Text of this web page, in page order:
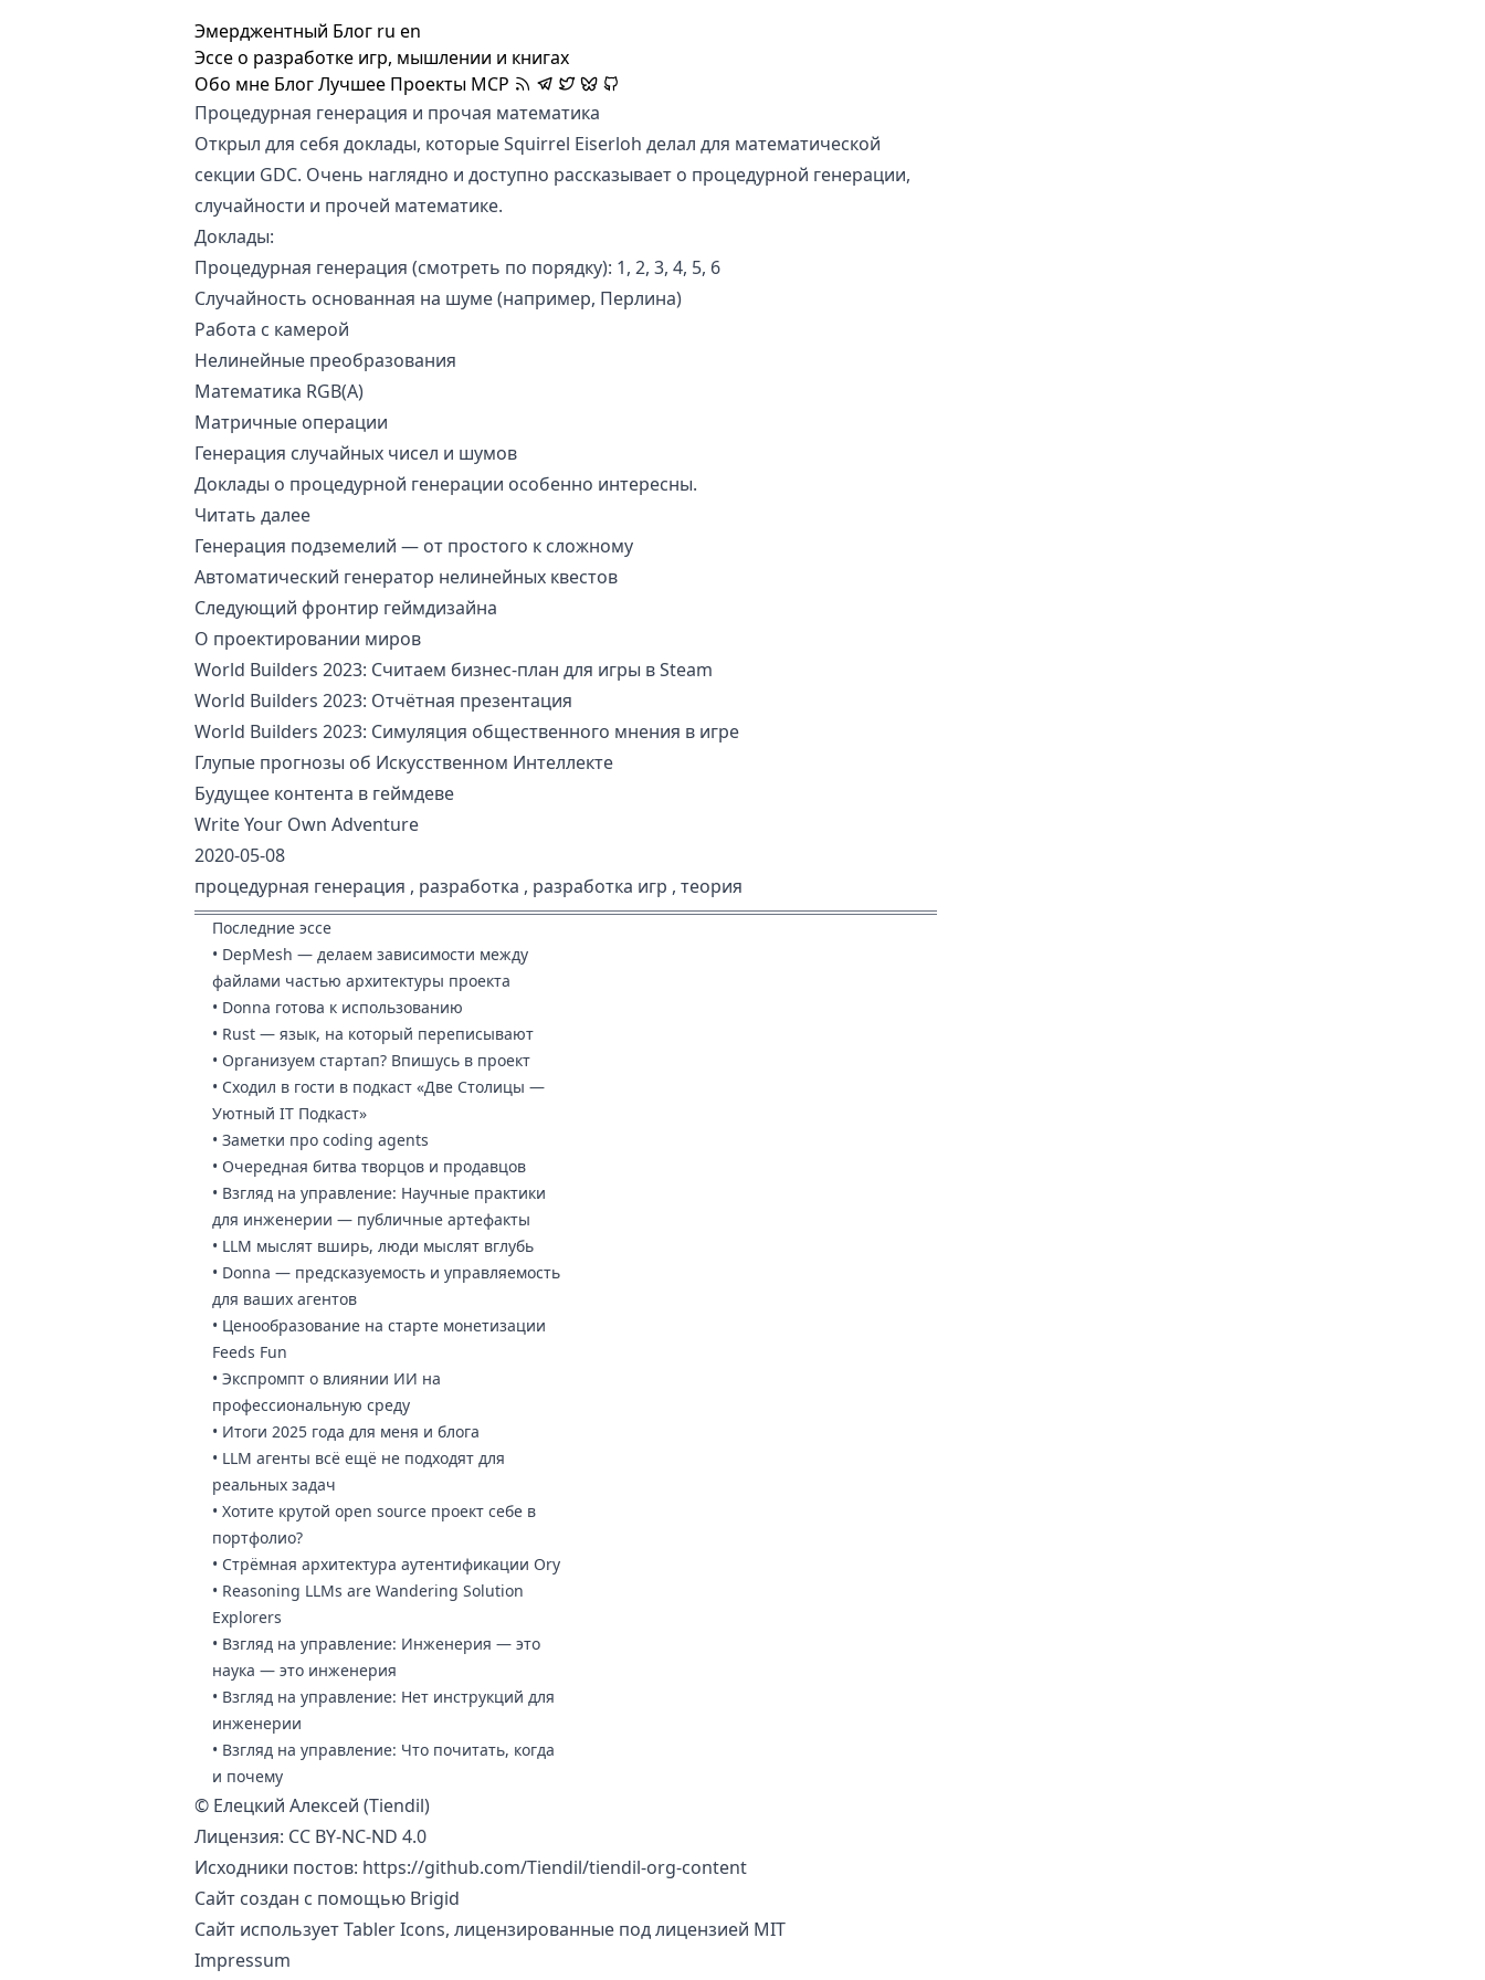
Эмерджентный Блог ru en
Эссе о разработке игр, мышлении и книгах
Обо мне БлогЛучшее Проекты MCP
Процедурная генерация и прочая математика
Открыл для себя доклады, которыеSquirrel Eiserloh делал для математической
секции GDC. Очень наглядно и доступно рассказывает о процедурной генерации,
случайности и прочей математике.
Доклады:
Процедурная генерация (смотреть по порядку): 1, 2, 3, 4, 5, 6
Случайность основанная на шуме(например, Перлина)
Работа с камерой
Нелинейные преобразования
Математика RGB(A)
Матричные операции
Генерация случайных чисел и шумов
Доклады о процедурной генерации особенно интересны.
Читать далее
Генерация подземелий — от простого к сложному
Автоматический генератор нелинейных квестов
Следующий фронтир геймдизайна
О проектировании миров
World Builders 2023: Считаем бизнес-план для игры в Steam
World Builders 2023: Отчётная презентация
World Builders 2023: Симуляция общественного мнения в игре
Глупые прогнозы об Искусственном Интеллекте
Будущее контента в геймдеве
Write Your Own Adventure
2020-05-08
процедурная генерация , разработка , разработка игр , теория
Последние эссе
• DepMesh — делаем зависимости между
файлами частью архитектуры проекта
• Donna готова к использованию
• Rust — язык, на который переписывают
• Организуем стартап? Впишусь в проект
• Сходил в гости в подкаст «Две Столицы —
Уютный IT Подкаст»
• Заметки про coding agents
• Очередная битва творцов и продавцов
• Взгляд на управление: Научные практики
для инженерии — публичные артефакты
• LLM мыслят вширь, люди мыслят вглубь
• Donna — предсказуемость и управляемость
для ваших агентов
• Ценообразование на старте монетизации
Feeds Fun
• Экспромпт о влиянии ИИ на
профессиональную среду
• Итоги 2025 года для меня и блога
• LLM агенты всё ещё не подходят для
реальных задач
• Хотите крутой open source проект себе в
портфолио?
• Стрёмная архитектура аутентификации Ory
• Reasoning LLMs are Wandering Solution
Explorers
• Взгляд на управление: Инженерия — это
наука — это инженерия
• Взгляд на управление: Нет инструкций для
инженерии
• Взгляд на управление: Что почитать, когда
и почему
© Елецкий Алексей (Tiendil)
Лицензия: CC BY-NC-ND 4.0
Исходники постов: https://github.com/Tiendil/tiendil-org-content
Сайт создан с помощью Brigid
Сайт используетTabler Icons, лицензированные подлицензией MIT
Impressum